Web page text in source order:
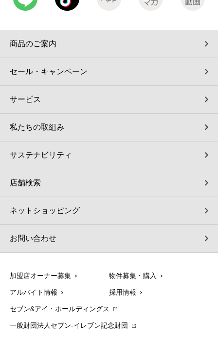
商品のご案内
セール・キャンペーン
サービス
私たちの取組み
サステナビリティ
店舗検索
ネットショッピング
お問い合わせ
加盟店オーナー募集 物件募集・購入
アルバイト情報 採用情報
セブン&アイ・ホールディングス
一般財団法人セブン-イレブン記念財団